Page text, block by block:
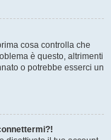
cosa controlla che
è questo, altrimenti
o potrebbe esserci un